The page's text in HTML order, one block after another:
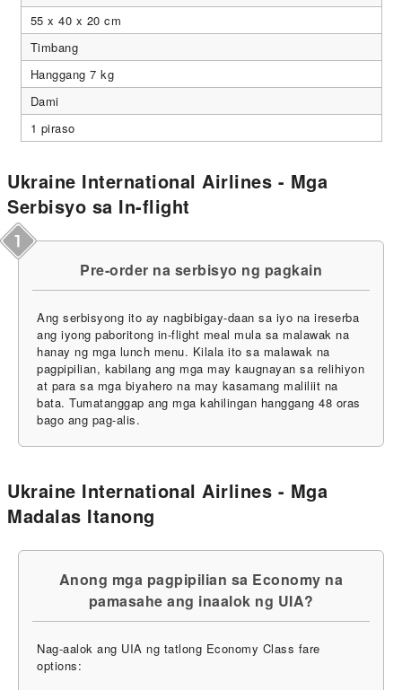
55 x 40 x 20 cm
Timbang
Hanggang 7 kg
Dami
1 piraso
Ukraine International Airlines - Mga
Serbisyo sa In-flight
Pre-order na serbisyo ng pagkain
Ang serbisyong ito ay nagbibigay-daan sa iyo na ireserba
ang iyong paboritong in-flight meal mula sa malawak na
hanay ng mga lunch menu. Kilala ito sa malawak na
pagpipilian, kabilang ang mga may kaugnayan sa relihiyon
at para sa mga biyahero na may kasamang maliliit na
bata. Tumatanggap ang mga kahilingan hanggang 48 oras
bago ang pag-alis.
Ukraine International Airlines - Mga
Madalas Itanong
Anong mga pagpipilian sa Economy na
pamasahe ang inaalok ng UIA?
Nag-aalok ang UIA ng tatlong Economy Class fare
options: